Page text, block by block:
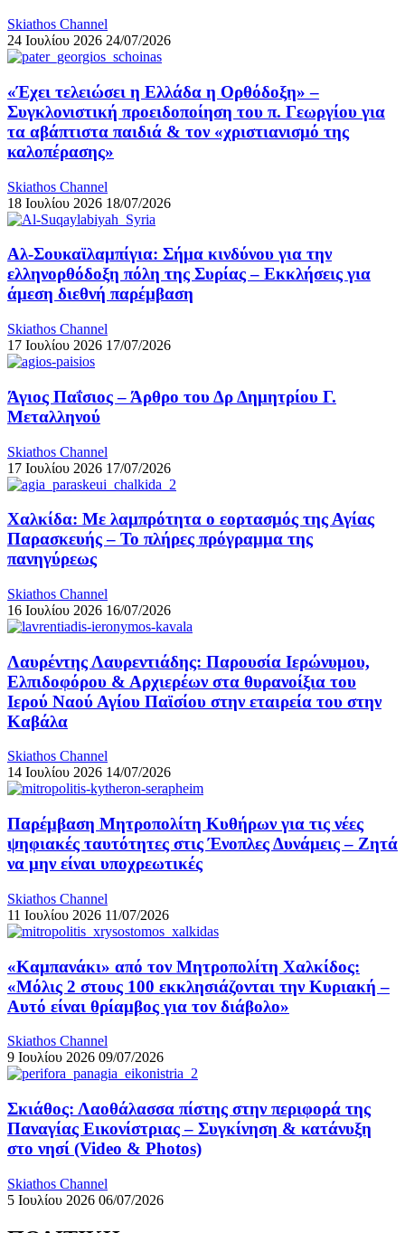
Skiathos Channel
24 Ιουλίου 2026 24/07/2026
«Έχει τελειώσει η Ελλάδα η Ορθόδοξη» –
Συγκλονιστική προειδοποίηση του π. Γεωργίου για
τα αβάπτιστα παιδιά & τον «χριστιανισμό της
καλοπέρασης»
Skiathos Channel
18 Ιουλίου 2026 18/07/2026
Αλ-Σουκαϊλαμπίγια: Σήμα κινδύνου για την
ελληνορθόδοξη πόλη της Συρίας – Εκκλήσεις για
άμεση διεθνή παρέμβαση
Skiathos Channel
17 Ιουλίου 2026 17/07/2026
Άγιος Παΐσιος – Άρθρο του Δρ Δημητρίου Γ.
Μεταλληνού
Skiathos Channel
17 Ιουλίου 2026 17/07/2026
Χαλκίδα: Με λαμπρότητα ο εορτασμός της Αγίας
Παρασκευής – Το πλήρες πρόγραμμα της
πανηγύρεως
Skiathos Channel
16 Ιουλίου 2026 16/07/2026
Λαυρέντης Λαυρεντιάδης: Παρουσία Ιερώνυμου,
Ελπιδοφόρου & Αρχιερέων στα θυρανοίξια του
Ιερού Ναού Αγίου Παϊσίου στην εταιρεία του στην
Καβάλα
Skiathos Channel
14 Ιουλίου 2026 14/07/2026
Παρέμβαση Μητροπολίτη Κυθήρων για τις νέες
ψηφιακές ταυτότητες στις Ένοπλες Δυνάμεις – Ζητά
να μην είναι υποχρεωτικές
Skiathos Channel
11 Ιουλίου 2026 11/07/2026
«Καμπανάκι» από τον Μητροπολίτη Χαλκίδος:
«Μόλις 2 στους 100 εκκλησιάζονται την Κυριακή –
Αυτό είναι θρίαμβος για τον διάβολο»
Skiathos Channel
9 Ιουλίου 2026 09/07/2026
Σκιάθος: Λαοθάλασσα πίστης στην περιφορά της
Παναγίας Εικονίστριας – Συγκίνηση & κατάνυξη
στο νησί (Video & Photos)
Skiathos Channel
5 Ιουλίου 2026 06/07/2026